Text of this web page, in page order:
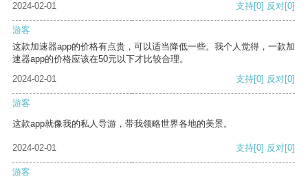
2024-02-01 支持[0] 反对[0]
游客
这款加速器app的价格有点贵，可以适当降低一些。我个人觉得，一款加
速器app的价格应该在50元以下才比较合理。
2024-02-01
支持[0] 反对[0]
游客
这款app就像我的私人导游，带我领略世界各地的美景。
2024-02-01 支持[0] 反对[0]
游客